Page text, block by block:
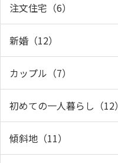
注文住宅（6）
新婚（12）
カップル（7）
初めての一人暮らし（12）
傾斜地（11）